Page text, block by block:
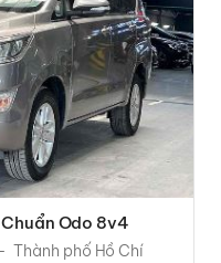
Odo 8v4
Thành phố Hồ Chí